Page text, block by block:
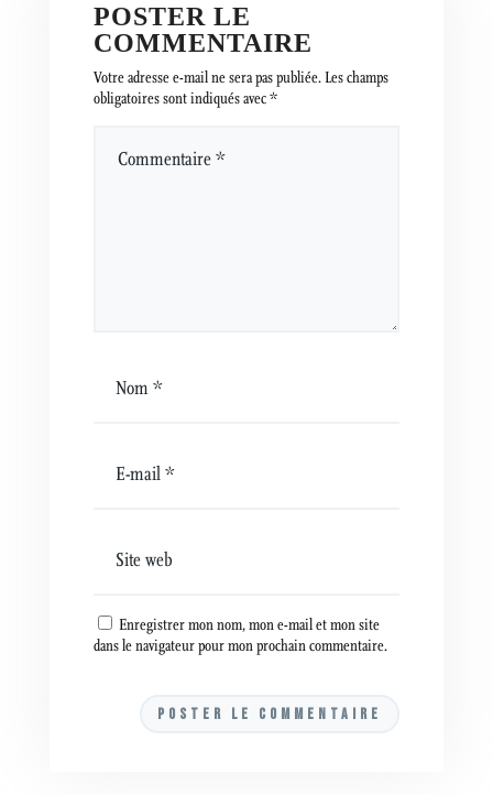
POSTER LE
COMMENTAIRE
Votre adresse e-mail ne sera pas publiée.Les champs
obligatoires sont indiqués avec*
Enregistrer mon nom, mon e-mail et mon site
dans le navigateur pour mon prochain commentaire.